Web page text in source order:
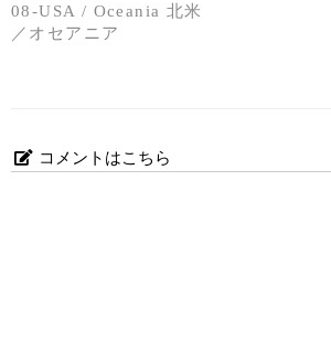
08-USA / Oceania 北米
／オセアニア
コメントはこちら